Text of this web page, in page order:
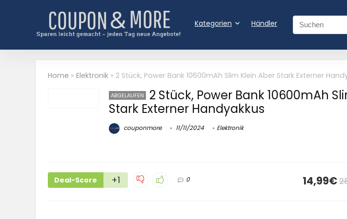
Kategorien Händler
Home » Elektronik » 2 Stück, Power Bank 10600mAh Slim Klein Aber Stark Externer
ABGELAUFEN
2 Stück, Power Bank 10600mAh
Stark Externer Handyakkus
couponmore 11/11/2024 Elektronik
Deal-Score +1 0 14,99€